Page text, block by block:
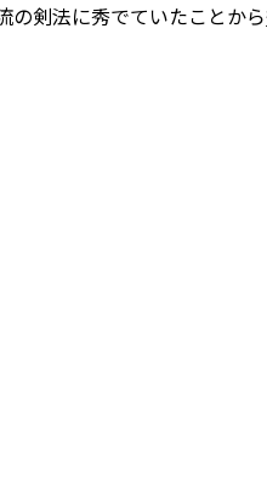
の剣法に秀でていたことから